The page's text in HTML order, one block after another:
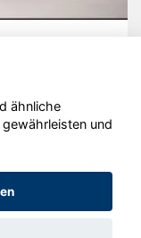
- 2026
ähnliche
und